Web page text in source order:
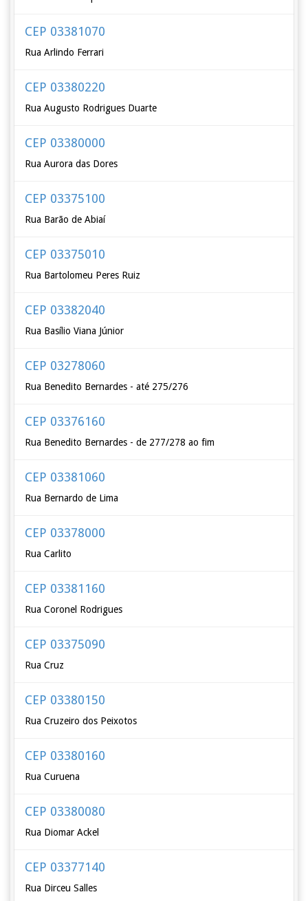
CEP 03381070
Rua Arlindo Ferrari
CEP 03380220
Rua Augusto Rodrigues Duarte
CEP 03380000
Rua Aurora das Dores
CEP 03375100
Rua Barão de Abiaí
CEP 03375010
Rua Bartolomeu Peres Ruiz
CEP 03382040
Rua Basílio Viana Júnior
CEP 03278060
Rua Benedito Bernardes - até 275/276
CEP 03376160
Rua Benedito Bernardes - de 277/278 ao fim
CEP 03381060
Rua Bernardo de Lima
CEP 03378000
Rua Carlito
CEP 03381160
Rua Coronel Rodrigues
CEP 03375090
Rua Cruz
CEP 03380150
Rua Cruzeiro dos Peixotos
CEP 03380160
Rua Curuena
CEP 03380080
Rua Diomar Ackel
CEP 03377140
Rua Dirceu Salles